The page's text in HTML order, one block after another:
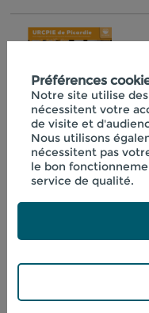
Fiche technique
n°40 "Initiation à
lactofermentation"
Préférences
Notre site utilise
nécessitent votre
de visite et
Nous utilisons
nécessitent pas
le bon
service de qualité.